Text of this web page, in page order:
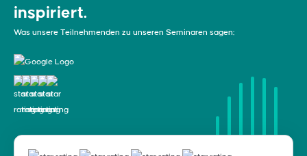
inspiriert.
Was unsere Teilnehmenden zu unseren Seminaren sagen: